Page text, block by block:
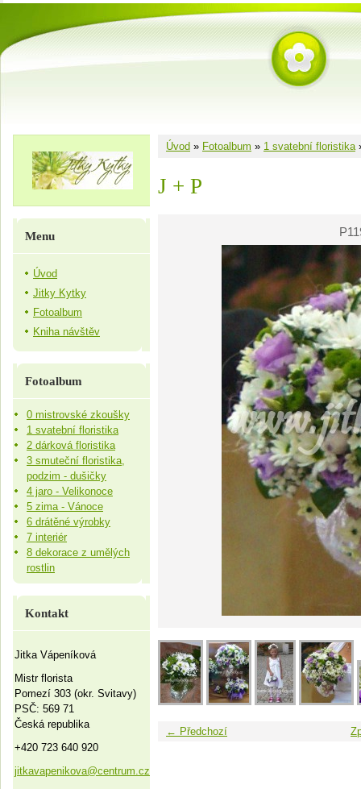
Úvod » Fotoalbum » 1 svatební floristika
J + P
← Předchozí
Menu
Úvod
Jitky Kytky
Fotoalbum
Kniha návštěv
Fotoalbum
0 mistrovské zkoušky
1 svatební floristika
2 dárková floristika
3 smuteční floristika,
podzim - dušičky
4 jaro - Velikonoce
5 zima - Vánoce
6 drátěné výrobky
7 interiér
8 dekorace z umělých
rostlin
Kontakt
Jitka Vápeníková
Mistr florista
Pomezí 303 (okr. Svitavy)
PSČ: 569 71
Česká republika
+420 723 640 920
jitkavapenikova@centrum.cz